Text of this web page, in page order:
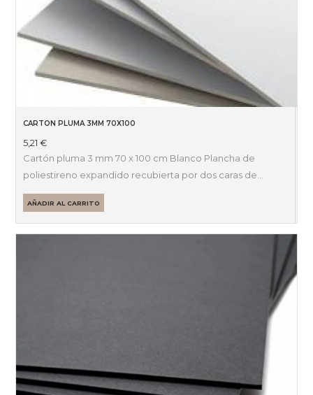
CARTON PLUMA 3MM 70X100
5,21€
Cartón pluma 3 mm 70 x 100 cm Blanco Plancha de
poliestireno expandido recubierta por dos caras de…
AÑADIR AL CARRITO